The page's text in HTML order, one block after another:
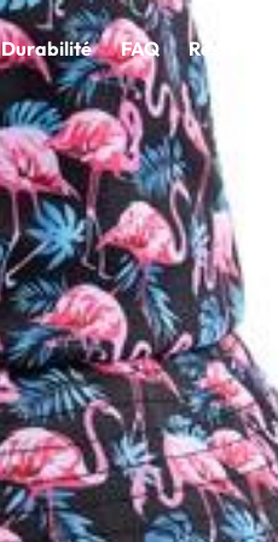
Durabilité FAQ Ressources